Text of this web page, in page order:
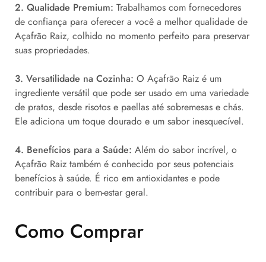
2. Qualidade Premium: Trabalhamos com fornecedores
de confiança para oferecer a você a melhor qualidade de
Açafrão Raiz, colhido no momento perfeito para preservar
suas propriedades.
3. Versatilidade na Cozinha: O Açafrão Raiz é um
ingrediente versátil que pode ser usado em uma variedade
de pratos, desde risotos e paellas até sobremesas e chás.
Ele adiciona um toque dourado e um sabor inesquecível.
4. Benefícios para a Saúde: Além do sabor incrível, o
Açafrão Raiz também é conhecido por seus potenciais
benefícios à saúde. É rico em antioxidantes e pode
contribuir para o bem-estar geral.
Como Comprar